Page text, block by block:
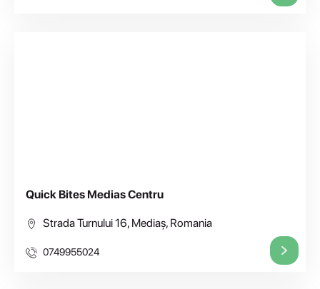
Quick Bites Medias Centru
Strada Turnului 16, Mediaș, Romania
0749955024